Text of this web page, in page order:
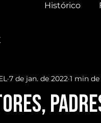
Histórico
7 de jan. de 2022 1 min